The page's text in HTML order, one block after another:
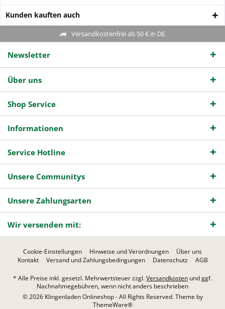
Kunden kauften auch
Versandkostenfrei ab 50 € in DE
Newsletter
Über uns
Shop Service
Informationen
Service Hotline
Unsere Communitys
Unsere Zahlungsarten
Wir versenden mit:
Cookie-Einstellungen Hinweise und Verordnungen
Über uns
Kontakt
Versand und Zahlungsbedingungen Datenschutz AGB
* Alle Preise inkl. gesetzl. Mehrwertsteuer zzgl.Versandkosten und ggf.
Nachnahmegebühren, wenn nicht anders beschrieben
© 2026 Klingenladen Onlineshop - All Rights Reserved. Theme by
ThemeWare®